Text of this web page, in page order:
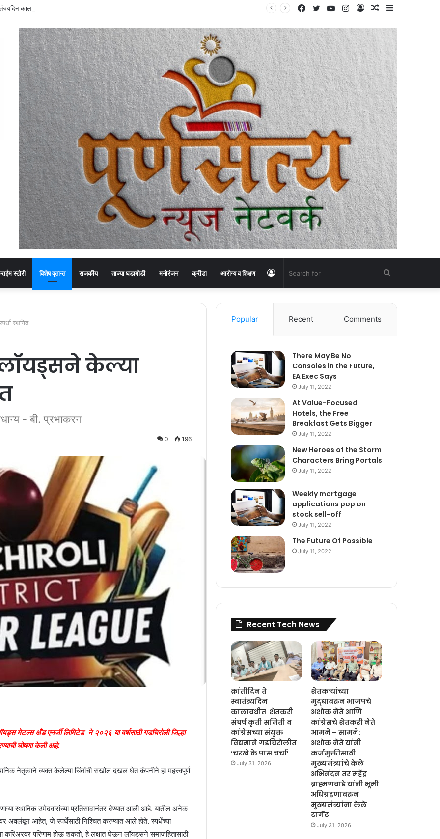
कालावधीत शेतकरी संघर्ष कृती समिती व कांग्रेसच्या संयुक्त विद्यमाने गडचिरोलीत ‘चरखे के पास चर्चा’
Random
Article
Log
In
Instagram
YouTube
Twitter
Facebook
स्टोरी विशेष वृतान्त राजकीय ताज्या घडामोडी मनोरंजन क्रीडा आरोग्य व शिक्षण
for
In
स्थगित
लॉयड्सने केल्या
- बी. प्रभाकरन
0 196
मेटल्स अँड एनर्जी लिमिटेड ने २०२६ या वर्षासाठी गडचिरोली जिल्हा
घोषणा केली आहे.
नेतृत्वाने व्यक्त केलेल्या चिंतांची सखोल दखल घेत कंपनीने हा महत्त्वपूर्ण
स्थानिक उमेदवारांच्या प्रतिसादानंतर देण्यात आली आहे. यातील अनेक
अवलंबून आहेत, जे स्पर्धेसाठी निश्चित करण्यात आले होते. स्पर्धेच्या
करिअरवर परिणाम होऊ शकतो, हे लक्षात घेऊन लॉयड्सने समाजहितासाठी
Popular Recent Comments
There May Be No
Consoles in the Future,
EA Exec Says
July 11, 2022
At Value-Focused
Hotels, the Free
Breakfast Gets Bigger
July 11, 2022
New Heroes of the Storm
Characters Bring Portals
July 11, 2022
Weekly mortgage
applications pop on
stock sell-off
July 11, 2022
The Future Of Possible
July 11, 2022
Recent Tech News
क्रांतीदिन ते
स्वातंत्र्यदिन
कालावधीत शेतकरी
संघर्ष कृती समिती व
कांग्रेसच्या संयुक्त
विद्यमाने गडचिरोलीत
‘चरखे के पास चर्चा’
July 31, 2026
शेतकऱ्यांच्या
मुद्द्यावरुन भाजपचे
अशोक नेते आणि
कांग्रेसचे शेतकरी नेते
आमने – सामने:
अशोक नेते यांनी
कर्जमुक्तीसाठी
मुख्यमंत्र्यांचे केले
अभिनंदन तर महेंद्र
ब्राह्मणवाडे यांनी भूमी
अधिग्रहणावरुन
मुख्यमंत्र्यांना केले
टार्गेट
July 31, 2026